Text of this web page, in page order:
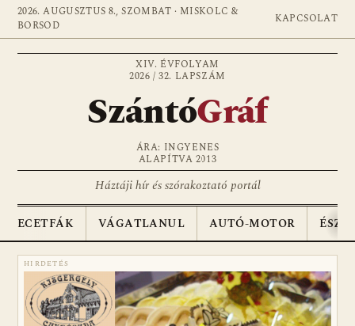
2026. AUGUSZTUS 8., SZOMBAT · MISKOLC &
BORSOD
KAPCSOLAT
XIV. ÉVFOLYAM
2026 / 32. LAPSZÁM
SzántóGráf
ÁRA: INGYENES
ALAPÍTVA 2013
Háztáji hír és szórakoztató portál
ECETFÁK VÁGATLANUL AUTÓ-MOTOR
HIRDETÉS